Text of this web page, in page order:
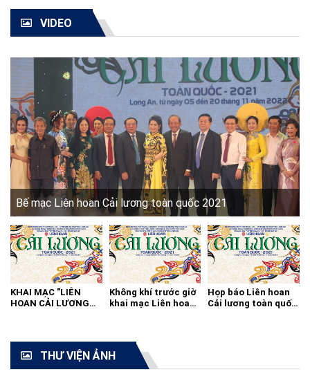
VIDEO
Bế mạc Liên hoan Cải lương toàn quốc 2021
KHAI MẠC "LIÊN
HOAN CẢI LƯƠNG
Không khí trước giờ
khai mạc Liên hoan
Họp báo Liên hoan
Cải lương toàn quốc
THƯ VIỆN ẢNH